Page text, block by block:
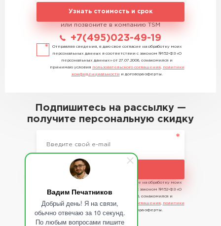
Вадим Печатников
Добрый день! Я на связи,
обычно отвечаю за 10 секунд.
По любым вопросами пишите
Узнать стоимость и срок
или позвоните в компанию TSM
+7(495)023-49-19
Отправляя сведения, я даю свое согласие на обработку моих
персональных данных в соответствии с законом №152-ФЗ «О
персональных данных» от 27.07.2006, ознакомился и
принимаю условия пользовательского соглашения
политики
конфиденциальности и договора оферты.
Подпишитесь на рассылку —
получите персональную скидку
Подписаться
Отправляя сведения, я даю свое согласие на обработку моих
персональных данных в соответствии с законом №152-ФЗ «О
персональных данных» от 27.07.2006, ознакомился и
принимаю условия пользовательского соглашения
политики
и договора оферты.